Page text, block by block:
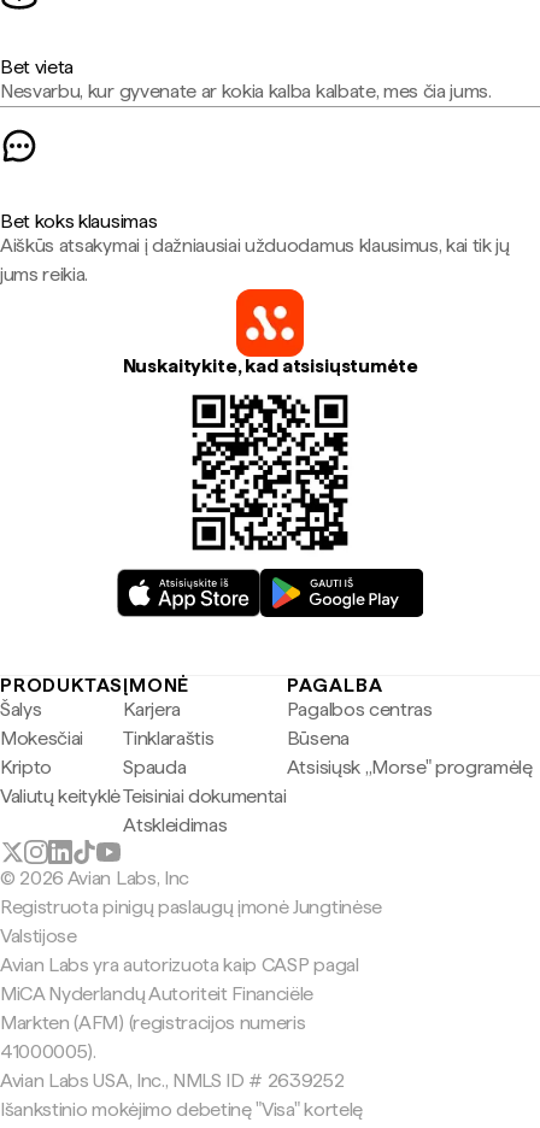
Bet vieta
Nesvarbu, kur gyvenate ar kokia kalba kalbate, mes čia jums.
Bet koks klausimas
Aiškūs atsakymai į dažniausiai užduodamus klausimus, kai tik jų
jums reikia.
Nuskaitykite, kad atsisiųstumėte
PRODUKTAS
Šalys
Mokesčiai
Kripto
Valiutų keityklė
ĮMONĖ
Karjera
Tinklaraštis
Spauda
Teisiniai dokumentai
Atskleidimas
PAGALBA
Pagalbos centras
Būsena
Atsisiųsk „Morse" programėlę
© 2026 Avian Labs, Inc
Registruota pinigų paslaugų įmonė Jungtinėse
Valstijose
Avian Labs yra autorizuota kaip CASP pagal
MiCA Nyderlandų Autoriteit Financiële
Markten (AFM) (registracijos numeris
41000005).
Avian Labs USA, Inc., NMLS ID # 2639252
Išankstinio mokėjimo debetinę "Visa" kortelę